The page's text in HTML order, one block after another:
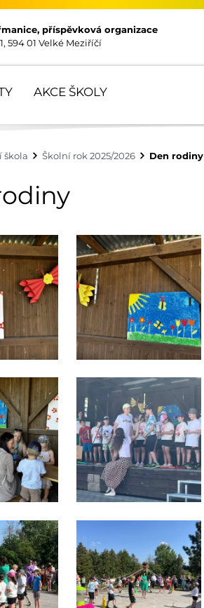
příspěvková organizace
594 01 Velké Meziříčí
AKCE ŠKOLY
škola Školní rok 2025/2026 Den rodiny